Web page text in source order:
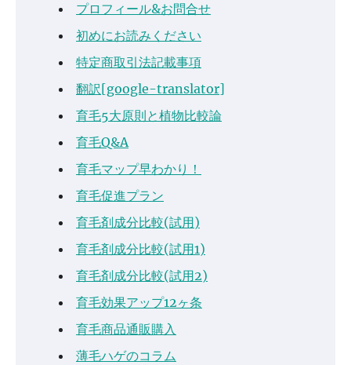
プロフィール&お問合せ
初めにお読みください
特定商取引法記載事項
翻訳[google-translator]
育毛5大原則と植物比較論
育毛Q&A
育毛マップ早わかり！
育毛促進プラン
育毛剤成分比較(試用)
育毛剤成分比較(試用1)
育毛剤成分比較(試用2)
育毛効果アップ12ヶ条
育毛商品通販購入
薄毛ハゲのコラム